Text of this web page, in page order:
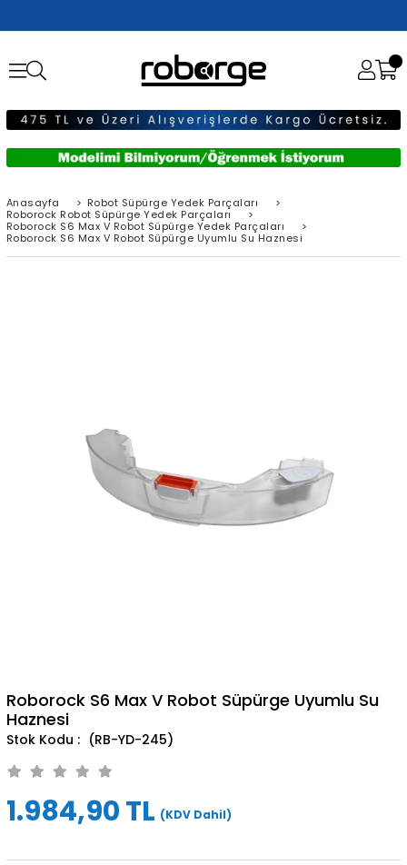
Anasayfa > Robot Süpürge Yedek Parçaları
>
Roborock Robot Süpürge Yedek Parçaları
>
Roborock S6 Max V Robot Süpürge Yedek Parçaları
>
Roborock S6 Max V Robot Süpürge Uyumlu Su Haznesi
Roborock S6 Max V Robot Süpürge Uyumlu Su
Haznesi
(RB-YD-245)
1.984,90 TL (KDV Dahil)